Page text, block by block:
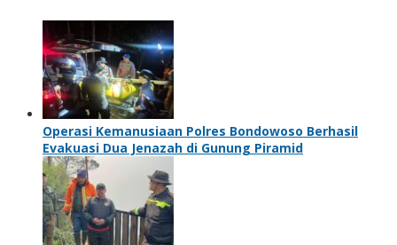
Operasi Kemanusiaan Polres Bondowoso Berhasil
Evakuasi Dua Jenazah di Gunung Piramid